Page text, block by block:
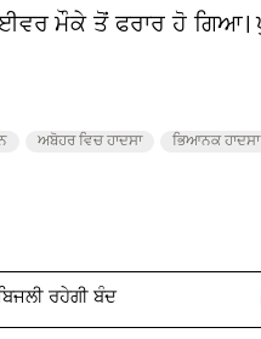
ਮੌਕੇ ਤੋਂ ਫਰਾਰ ਹੋ
ਅਬੋਹਰ ਵਿਚ ਹਾਦਸਾ ਭਿਆਨਕ ਹਾਦਸਾ
ਰਹੇਗੀ ਬੰਦ